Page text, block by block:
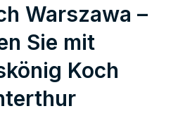
Warszawa –
Sie mit
Koch